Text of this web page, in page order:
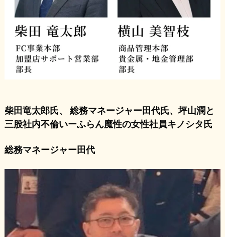
柴田竜太郎氏、 総務マネージャー田代氏、坪山潤と
三股社内不倫いーふらん魔性の女性社員キノシタ氏
総務マネージャー田代